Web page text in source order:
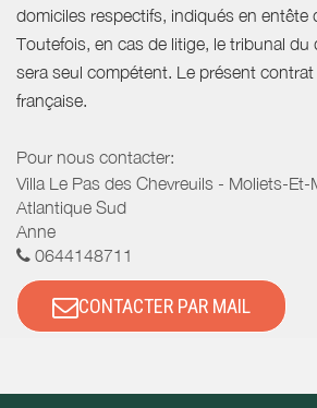
domiciles respectifs, indiqués en entête
Toutefois, en cas de litige, le tribunal
sera seul compétent. Le présent
française.
Pour nous contacter:
Villa Le Pas des Chevreuils - Moliets-
Atlantique Sud
Anne
0644148711
CONTACTER PAR MAIL